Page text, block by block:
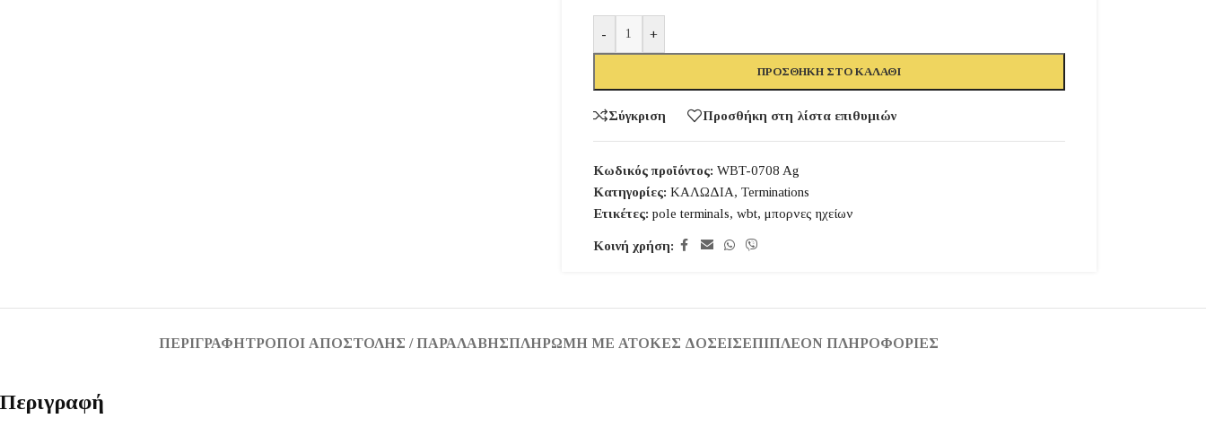
- +
ΠΡΟΣΘΉΚΗ ΣΤΟ ΚΑΛΆΘΙ
Σύγκριση Προσθήκη στη λίστα επιθυμιών
Κωδικός προϊόντος: WBT-0708 Ag
Κατηγορίες: ΚΑΛΩΔΙΑ, Terminations
Ετικέτες: pole terminals, wbt, μπορνες ηχείων
Κοινή χρήση:
ΠΕΡΙΓΡΑΦΉΤΡΌΠΟΙ ΑΠΟΣΤΟΛΉΣ / ΠΑΡΑΛΑΒΉΣΠΛΗΡΩΜΉ ΜΕ ΆΤΟΚΕΣ ΔΌΣΕΙΣΕΠΙΠΛΈΟΝ ΠΛΗΡΟΦΟΡΊΕΣ
Περιγραφή